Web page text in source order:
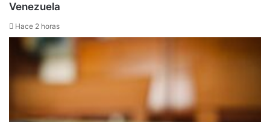
Venezuela
Hace 2 horas